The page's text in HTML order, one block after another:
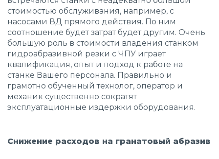
стоимостью обслуживания, например, с
насосами ВД прямого действия. По ним
соотношение будет затрат будет другим. Очень
большую роль в стоимости владения станком
гидроабразивной резки с ЧПУ играет
квалификация, опыт и подход к работе на
станке Вашего персонала. Правильно и
грамотно обученный технолог, оператор и
механик существенно сократят
эксплуатационные издержки оборудования.
Снижение расходов на гранатовый абразив